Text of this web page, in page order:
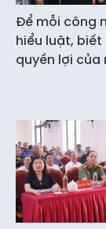
Để mỗi công
hiểu luật,
quyền lợi của